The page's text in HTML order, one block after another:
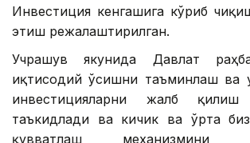
Инвестиция кенгашига кўриб
этиш режалаштирилган.
Учрашув якунида Давлат
иқтисодий ўсишни таъминлаш ва
инвестицияларни жалб қилиш
таъкидлади ва кичик ва ўрта
қувватлаш механизмини